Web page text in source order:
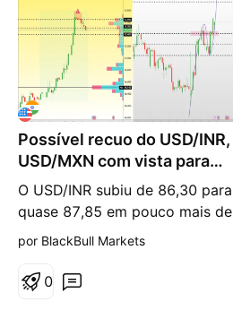
Possível recuo do USD/INR,
USD/MXN com vista para
18,95
O USD/INR subiu de 86,30 para
quase 87,85 em pouco mais de
uma semana, impulsionado pelo
Donald Trump, de planos para
por BlackBull Markets
0